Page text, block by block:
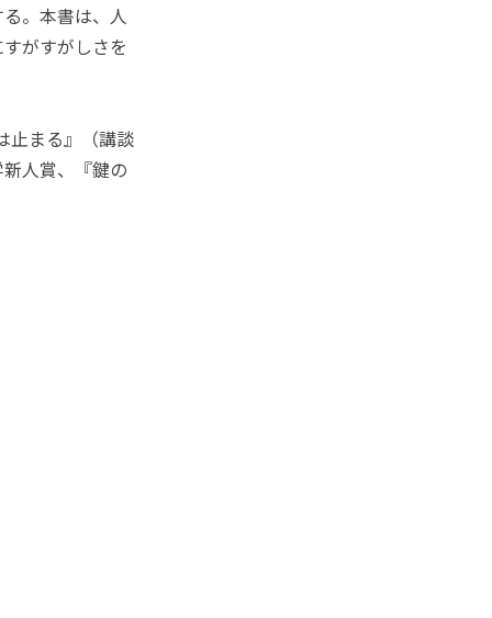
。本書は、人
がすがしさを
止まる』（講談
人賞、『鍵の